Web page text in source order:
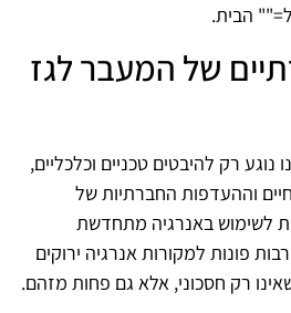
הבית.
של המעבר לגז
רק להיבטים טכניים וכלכליים,
וההעדפות החברתיות של
לשימוש באנרגיה מתחדשת
פונות למקורות אנרגיה ירוקים
רק חסכוני, אלא גם פחות מזהם.